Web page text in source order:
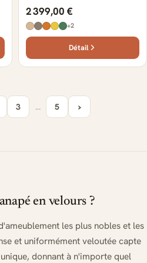
2 399,00 €
+2
Détail
3 … 5 ›
en velours ?
les plus nobles et les
et uniformément veloutée capte
donnant à n'importe quel